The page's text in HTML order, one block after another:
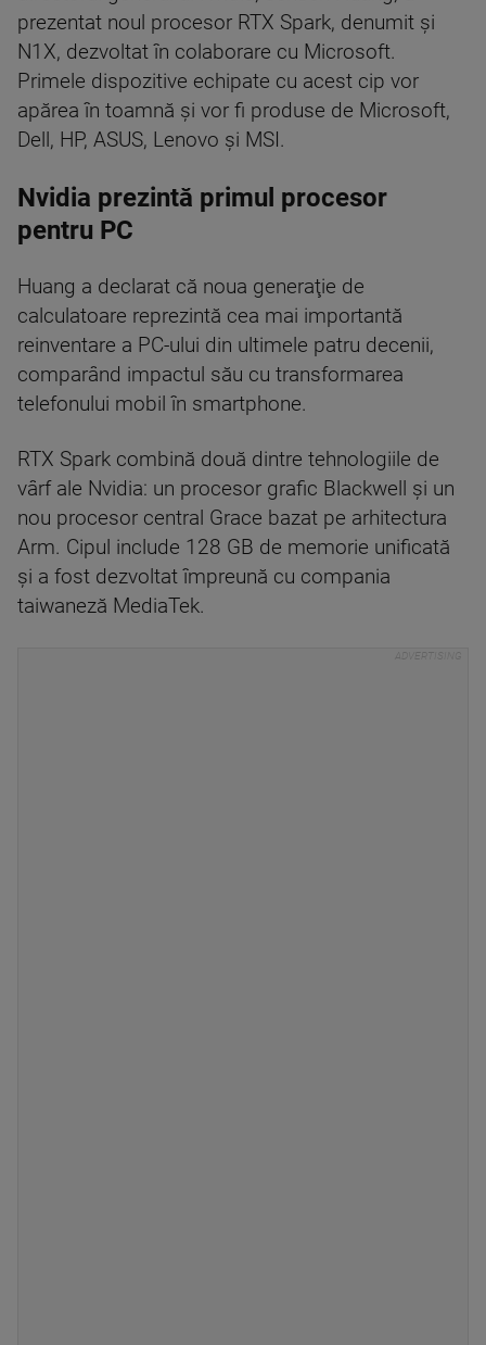
prezentat noul procesor RTX Spark, denumit şi
N1X, dezvoltat în colaborare cu Microsoft.
Primele dispozitive echipate cu acest cip vor
apărea în toamnă şi vor fi produse de Microsoft,
Dell, HP, ASUS, Lenovo şi MSI.
Nvidia prezintă primul procesor
pentru PC
Huang a declarat că noua generaţie de
calculatoare reprezintă cea mai importantă
reinventare a PC-ului din ultimele patru decenii,
comparând impactul său cu transformarea
telefonului mobil în smartphone.
RTX Spark combină două dintre tehnologiile de
vârf ale Nvidia: un procesor grafic Blackwell şi un
nou procesor central Grace bazat pe arhitectura
Arm. Cipul include 128 GB de memorie unificată
şi a fost dezvoltat împreună cu compania
taiwaneză MediaTek.